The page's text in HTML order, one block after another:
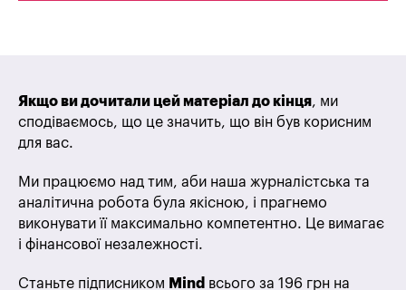
Якщо ви дочитали цей матеріал до кінця, ми
сподіваємось, що це значить, що він був корисним
для вас.
Ми працюємо над тим, аби наша журналістська та
аналітична робота була якісною, і прагнемо
виконувати її максимально компетентно. Це вимагає
і фінансової незалежності.
Станьте підписником Mind всього за 196 грн на